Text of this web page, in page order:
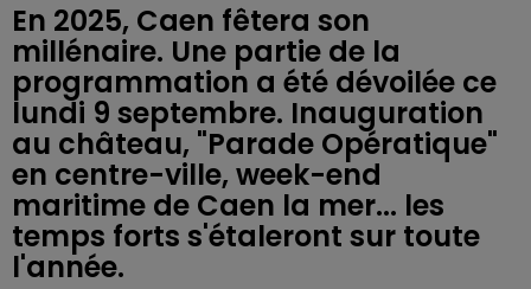
En 2025, Caen fêtera son
millénaire. Une partie de la
programmation a été dévoilée ce
lundi 9 septembre. Inauguration
au château, "Parade Opératique"
en centre-ville, week-end
maritime de Caen la mer... les
temps forts s'étaleront sur toute
l'année.